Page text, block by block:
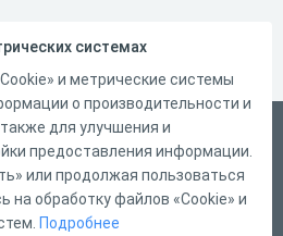
системах
и метрические системы
о производительности и
для улучшения и
предоставления информации.
или продолжая пользоваться
на обработку файлов «Cookie» и
Подробнее